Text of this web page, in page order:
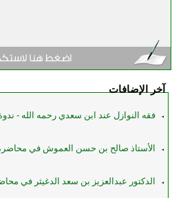
آخر الإضافات
فقه النوازل عند ابن سعدي رحمه الله -
الأستاذ صالح بن حسن العموش في
الدكتور عبدالعزيز بن سعد الدغيثر في